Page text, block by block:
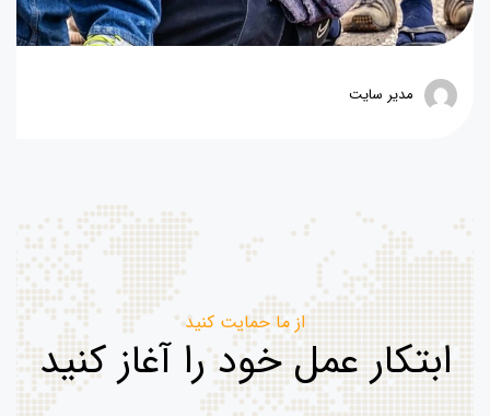
مدیر سایت
از ما حمایت کنید
ابتکار عمل خود را آغاز کنید